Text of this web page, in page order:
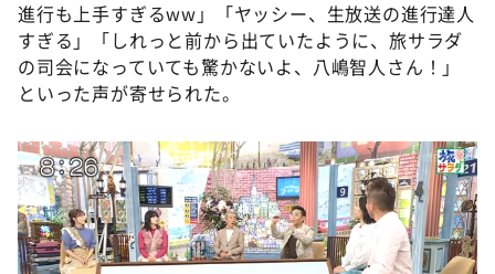
進行も上手すぎるww」「ヤッシー、生放送の進行達人
すぎる」「しれっと前から出ていたように、旅サラダ
の司会になっていても驚かないよ、八嶋智人さん！」
といった声が寄せられた。